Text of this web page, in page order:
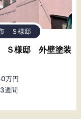
Ｓ様邸
Ｓ様邸 外壁塗装
万円
週間